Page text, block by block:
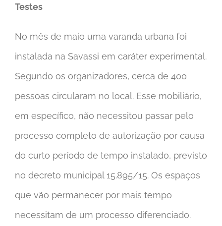
Testes
No mês de maio uma varanda urbana foi
instalada na Savassi em caráter experimental.
Segundo os organizadores, cerca de 400
pessoas circularam no local. Esse mobiliário,
em específico, não necessitou passar pelo
processo completo de autorização por causa
do curto período de tempo instalado, previsto
no decreto municipal 15.895/15. Os espaços
que vão permanecer por mais tempo
necessitam de um processo diferenciado.